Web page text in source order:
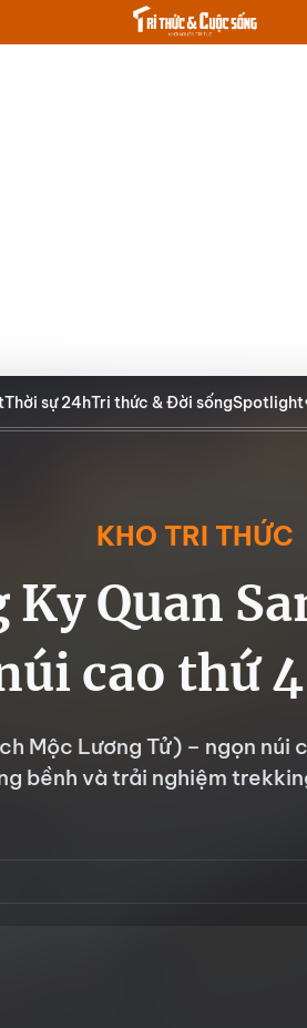
Thời sự 24hTri thức & Đời sốngSpotlight
KHO TRI THỨC
Quan
cao thứ
Mộc Lương Tử) – ngọn núi
bềnh và trải nghiệm